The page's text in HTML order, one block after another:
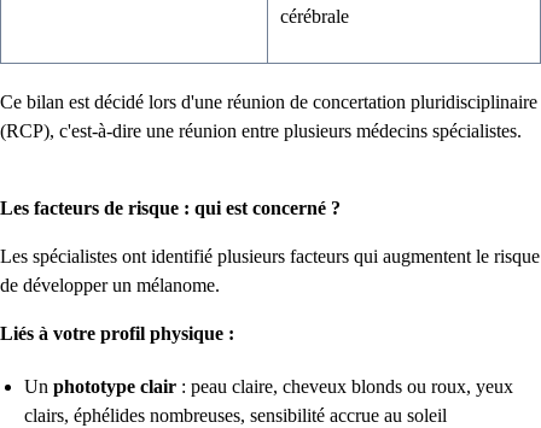
cérébrale
Ce bilan est décidé lors d'une réunion de concertation pluridisciplinaire
(RCP), c'est-à-dire une réunion entre plusieurs médecins spécialistes.
Les facteurs de risque : qui est concerné ?
Les spécialistes ont identifié plusieurs facteurs qui augmentent le risque
de développer un mélanome.
Liés à votre profil physique :
Un phototype clair : peau claire, cheveux blonds ou roux, yeux
clairs, éphélides nombreuses, sensibilité accrue au soleil